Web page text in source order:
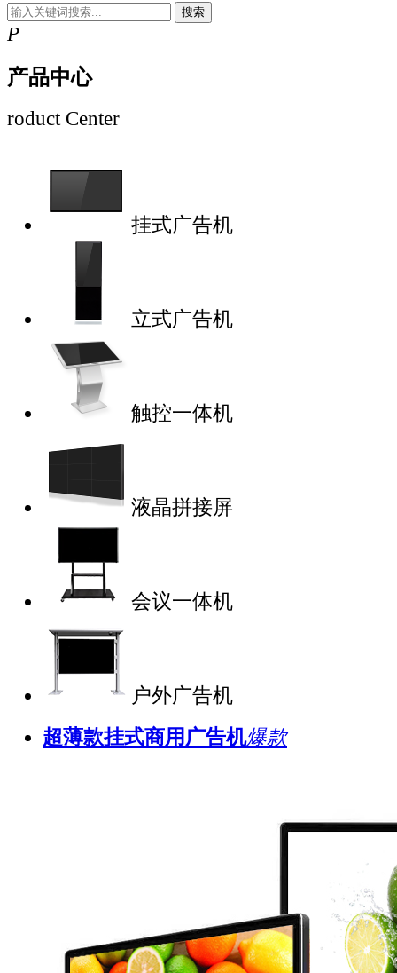
搜索
P
产品中心
roduct Center
挂式广告机
立式广告机
触控一体机
液晶拼接屏
会议一体机
户外广告机
超薄款挂式商用广告机爆款